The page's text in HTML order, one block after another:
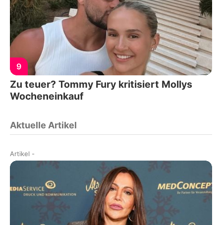
9
Zu teuer? Tommy Fury kritisiert Mollys
Wocheneinkauf
Aktuelle Artikel
Artikel -